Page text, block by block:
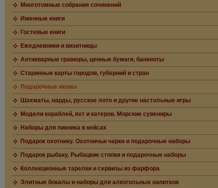
Многотомные собрания сочинений
Именные книги
Гостевые книги
Ежедневники и визитницы
Антикварные гравюры, ценные бумаги, банкноты
Старинные карты городов, губерний и стран
Подарочные иконы
Шахматы, нарды, русское лото и другие настольные игры
Модели кораблей, яхт и катеров. Морские сувениры
Наборы для пикника в кейсах
Подарок охотнику. Охотничьи чарки и подарочные наборы
Подарок рыбаку. Рыбацкие стопки и подарочные наборы
Коллекционные тарелки и сервизы из фарфора
Элитные бокалы и наборы для алкогольных напитков